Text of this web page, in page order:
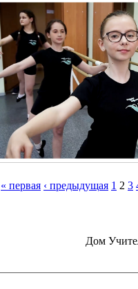
« первая ‹ предыдущая 1 2 3
Дом